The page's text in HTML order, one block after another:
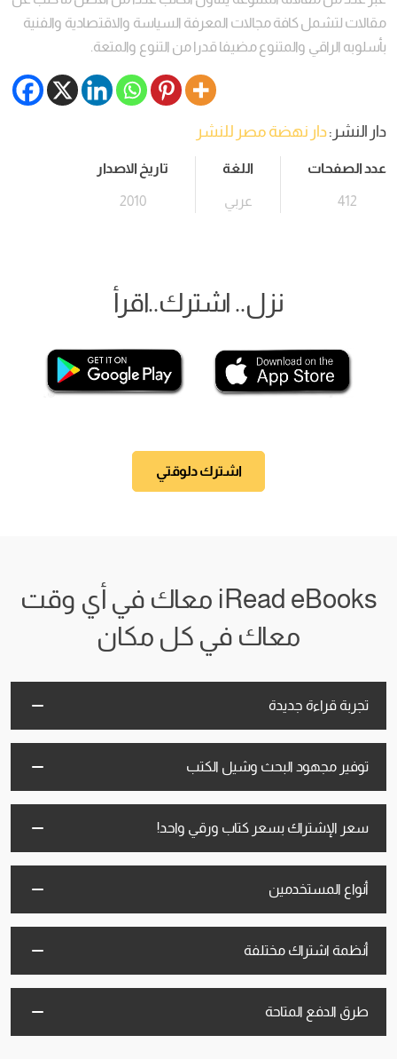
مقالات لتشمل كافة مجالات المعرفة السياسة والاقتصادية والفنية
بأسلوبه الراقي والمتنوع مضيفا قدرا من التنوع والمتعة.
دار النشر:دار نهضة مصر للنشر
عدد الصفحات
412
اللغة
عربي
تاريخ الاصدار
2010
نزل.. اشترك..اقرأ
اشترك دلوقتي
iRead eBooks معاك في أي وقت
معاك في كل مكان
تجربة قراءة جديدة
توفير مجهود البحث وشيل الكتب
سعر الإشتراك بسعر كتاب ورقي واحد!
أنواع المستخدمين
أنظمة اشتراك مختلفة
طرق الدفع المتاحة